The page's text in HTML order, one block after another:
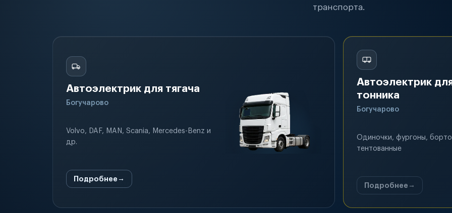
транспорта.
Автоэлектрик для тягача
Богучарово
Volvo, DAF, MAN, Scania, Mercedes-Benz и
др.
Подробнее
Автоэлектрик
тонника
Богучарово
Одиночки, фургоны,
тентованные
Подробнее